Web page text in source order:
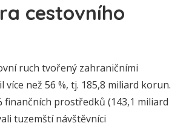
cestovního
ruch tvořený zahraničními
více než 56 %, tj. 185,8 miliard korun.
finančních prostředků (143,1 miliard
tuzemští návštěvníci